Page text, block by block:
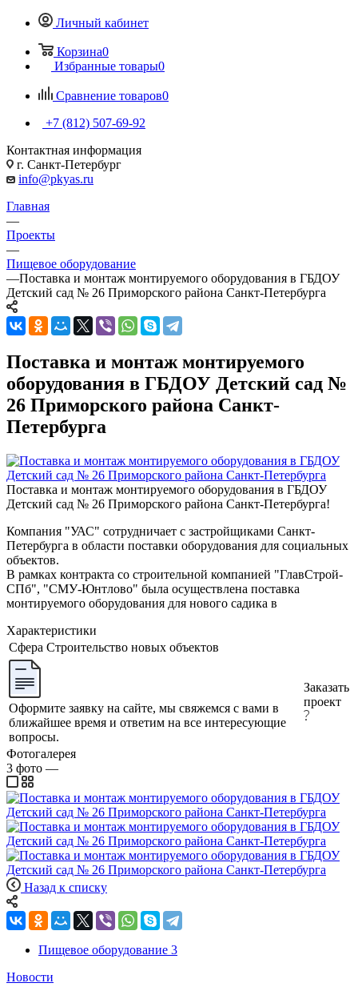
Личный кабинет
Корзина0
Избранные товары0
Сравнение товаров0
+7 (812) 507-69-92
Контактная информация
г. Санкт-Петербург
info@pkyas.ru
Главная
—
Проекты
—
Пищевое оборудование
—Поставка и монтаж монтируемого оборудования в ГБДОУ
Детский сад № 26 Приморского района Санкт-Петербурга
Поставка и монтаж монтируемого
оборудования в ГБДОУ Детский сад №
26 Приморского района Санкт-
Петербурга
Поставка и монтаж монтируемого оборудования в ГБДОУ
Детский сад № 26 Приморского района Санкт-Петербурга!
Компания "УАС" сотрудничает с застройщиками Санкт-
Петербурга в области поставки оборудования для социальных
объектов.
В рамках контракта со строительной компанией "ГлавСтрой-
СПб", "СМУ-Юнтлово" была осуществлена поставка
монтируемого оборудования для нового садика в
Характеристики
Сфера Строительство новых объектов
Оформите заявку на сайте, мы свяжемся с вами в
ближайшее время и ответим на все интересующие
вопросы.
Заказать
проект
Фотогалерея
3 фото —
Назад к списку
Пищевое оборудование 3
Новости